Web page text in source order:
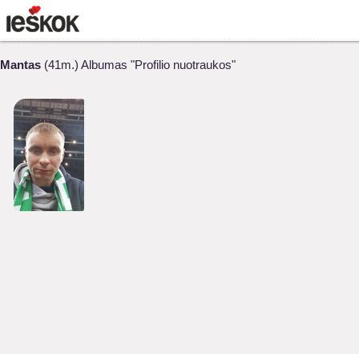
Mantas (41m.) Albumas "Profilio nuotraukos"